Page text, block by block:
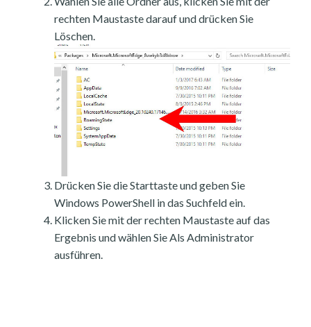
rechten Maustaste darauf und drücken Sie
Löschen.
Drücken Sie die Starttaste und geben Sie
Windows PowerShell in das Suchfeld ein.
Klicken Sie mit der rechten Maustaste auf das
Ergebnis und wählen Sie Als Administrator
ausführen.